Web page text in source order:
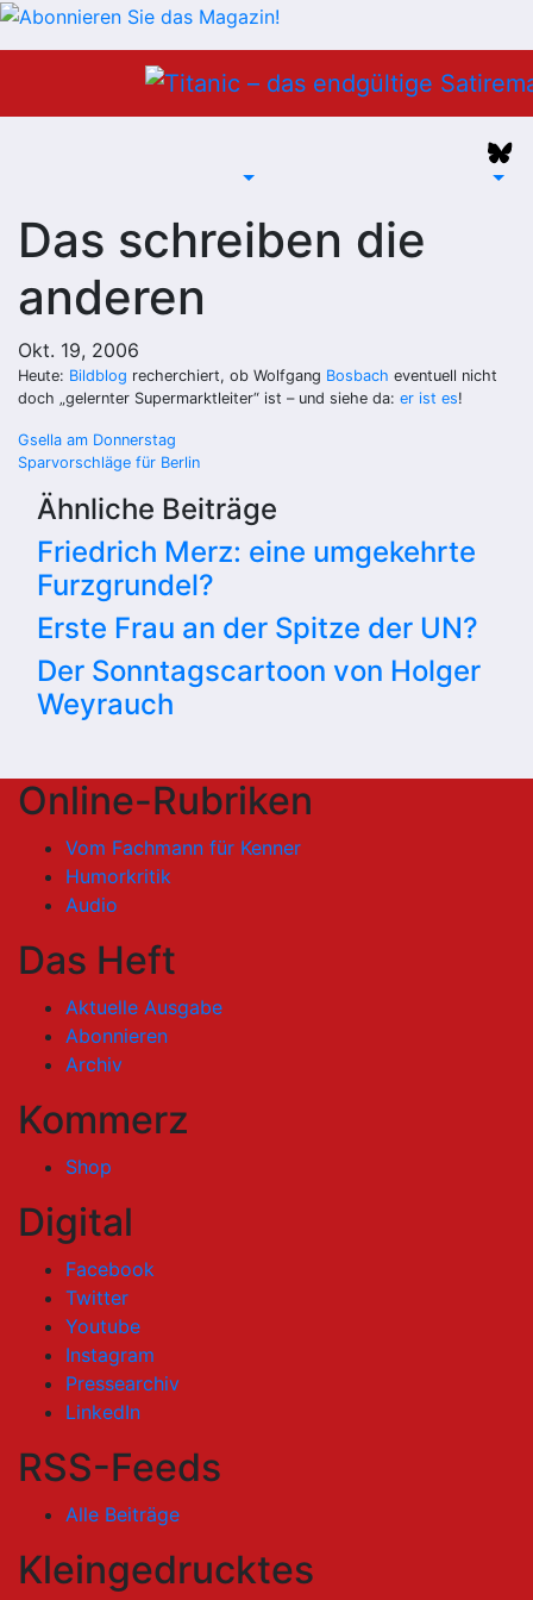
Das schreiben die
anderen
Okt. 19, 2006
Heute: Bildblog recherchiert, ob Wolfgang Bosbach eventuell nicht
doch „gelernter Supermarktleiter“ ist – und siehe da: er ist es!
Beitragsnavigation
Gsella am Donnerstag
Sparvorschläge für Berlin
Ähnliche Beiträge
Friedrich Merz: eine umgekehrte
Furzgrundel?
Erste Frau an der Spitze der UN?
Der Sonntagscartoon von Holger
Weyrauch
Online-Rubriken
Vom Fachmann für Kenner
Humorkritik
Audio
Das Heft
Aktuelle Ausgabe
Abonnieren
Archiv
Kommerz
Shop
Digital
Facebook
Twitter
Youtube
Instagram
Pressearchiv
LinkedIn
RSS-Feeds
Alle Beiträge
Kleingedrucktes